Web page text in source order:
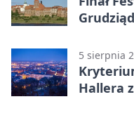
5 sierpnia
Hallera